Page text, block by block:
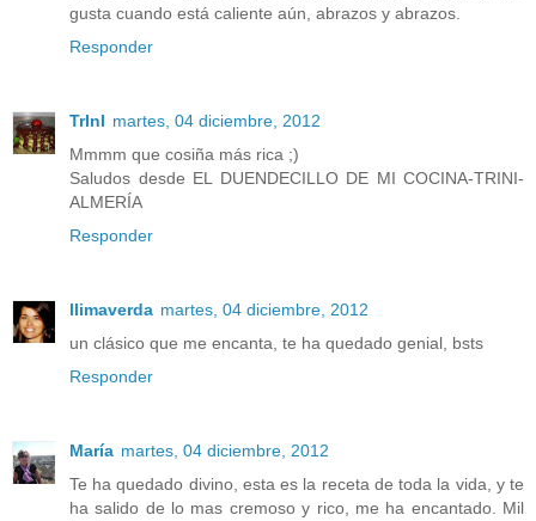
gusta cuando está caliente aún, abrazos y abrazos.
Responder
TrInI martes, 04 diciembre, 2012
Mmmm que cosiña más rica ;)
Saludos desde EL DUENDECILLO DE MI COCINA-TRINI-
ALMERÍA
Responder
llimaverda martes, 04 diciembre, 2012
un clásico que me encanta, te ha quedado genial, bsts
Responder
María martes, 04 diciembre, 2012
Te ha quedado divino, esta es la receta de toda la vida, y te
ha salido de lo mas cremoso y rico, me ha encantado. Mil